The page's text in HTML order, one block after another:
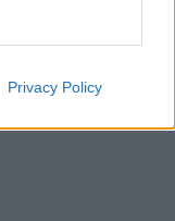
Privacy Policy